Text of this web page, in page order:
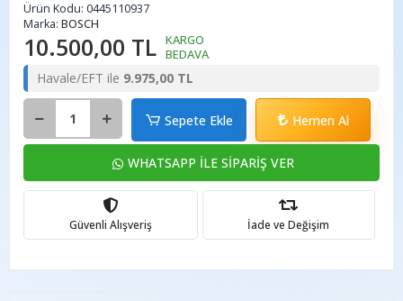
Ürün Kodu: 0445110937
Marka: BOSCH
10.500,00 TL KARGO
BEDAVA
Havale/EFT ile 9.975,00 TL
Sepete Ekle Hemen Al
WHATSAPP İLE SİPARİŞ VER
Güvenli Alışveriş İade ve Değişim